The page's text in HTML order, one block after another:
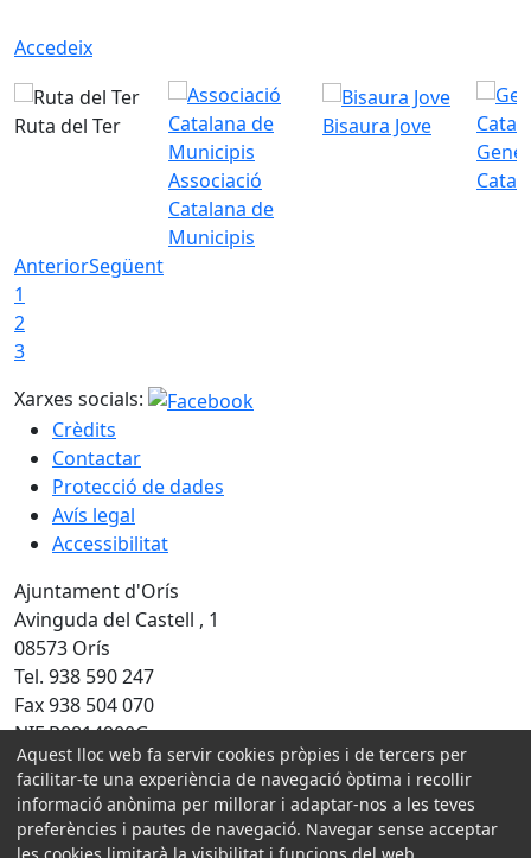
Accedeix
Ruta del Ter
Associació
Catalana de
Municipis
Bisaura Jove
AnteriorSegüent
1
2
3
Xarxes socials:
Crèdits
Contactar
Protecció de dades
Avís legal
Accessibilitat
Ajuntament d'Orís
Avinguda del Castell , 1
08573 Orís
Tel. 938 590 247
Fax 938 504 070
NIF P0814900G
Amb la col·laboració de:
Aquest lloc web fa servir cookies pròpies i de tercers per
facilitar-te una experiència de navegació òptima i recollir
informació anònima per millorar i adaptar-nos a les teves
preferències i pautes de navegació. Navegar sense acceptar